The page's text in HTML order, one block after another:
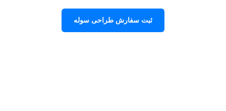
ثبت سفارش طراحی سوله